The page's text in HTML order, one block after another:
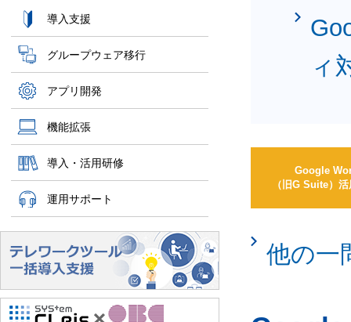
導入支援
グループウェア移行
アプリ開発
機能拡張
導入・活用研修
運用サポート
ィ
Google
（旧G Suite）
他の一